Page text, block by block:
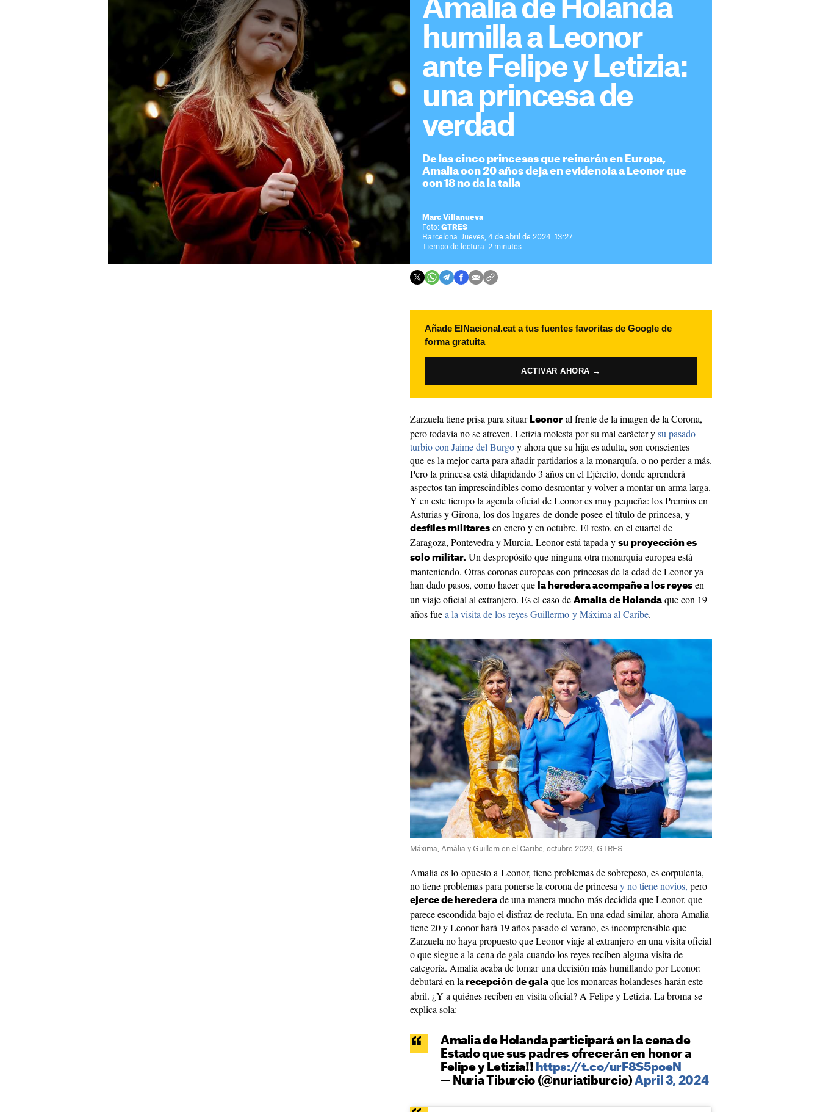
Amalia de Holanda
humilla a Leonor
ante Felipe y Letizia:
una princesa de
verdad
De las cinco princesas que reinarán en Europa,
Amalia con 20 años deja en evidencia a Leonor que
con 18 no da la talla
Marc Villanueva
Foto: GTRES
Barcelona. Jueves, 4 de abril de 2024. 13:27
Tiempo de lectura: 2 minutos
Añade ElNacional.cat a tus fuentes favoritas de Google de
forma gratuita
ACTIVAR AHORA →
Zarzuela tiene prisa para situar Leonor al frente de la imagen de la Corona,
pero todavía no se atreven. Letizia molesta por su mal carácter ysu pasado
turbio con Jaime del Burgoy ahora que su hija es adulta, son conscientes
que es la mejor carta para añadir partidarios a la monarquía, o no perder a más.
Pero la princesa está dilapidando 3 años en el Ejército, donde aprenderá
aspectos tan imprescindibles como desmontar y volver a montar un arma larga.
Y en este tiempo la agenda oficial de Leonor es muy pequeña: los Premios en
Asturias y Girona, los dos lugares de donde posee el título de princesa, y
desfiles militares en enero y en octubre. El resto, en el cuartel de
Zaragoza, Pontevedra y Murcia. Leonor está tapada y su proyección es
solo militar. Un despropósito que ninguna otra monarquía europea está
manteniendo. Otras coronas europeas con princesas de la edad de Leonor ya
han dado pasos, como hacer que la heredera acompañe a los reyes en
un viaje oficial al extranjero. Es el caso de Amalia de Holanda que con 19
años fuea la visita de los reyes Guillermo y Máxima al Caribe.
Máxima, Amàlia y Guillem en el Caribe, octubre 2023, GTRES
Amalia es lo opuesto a Leonor, tiene problemas de sobrepeso, es corpulenta,
no tiene problemas para ponerse la corona de princesa y no tiene novios, pero
ejerce de heredera de una manera mucho más decidida que Leonor, que
parece escondida bajo el disfraz de recluta. En una edad similar, ahora Amalia
tiene 20 y Leonor hará 19 años pasado el verano, es incomprensible que
Zarzuela no haya propuesto que Leonor viaje al extranjero en una visita oficial
o que siegue a la cena de gala cuando los reyes reciben alguna visita de
categoría. Amalia acaba de tomar una decisión más humillando por Leonor:
debutará en la recepción de gala que los monarcas holandeses harán este
abril. ¿Y a quiénes reciben en visita oficial? A Felipe y Letizia. La broma se
explica sola:
Amalia de Holanda participará en la cena de
Estado que sus padres ofrecerán en honor a
Felipe y Letizia!! https://t.co/urF8S5poeN
— Nuria Tiburcio (@nuriatiburcio)April 3, 2024